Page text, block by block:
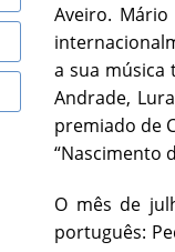
Aveiro.
a sua música
Andrade,
premiado de
“Nascimento
O mês de
português: